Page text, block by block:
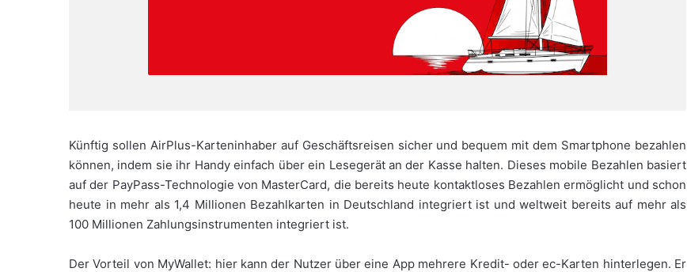
Künftig sollen AirPlus-Karteninhaber auf Geschäftsreisen sicher und bequem mit dem Smartphone bezahlen
können, indem sie ihr Handy einfach über ein Lesegerät an der Kasse halten. Dieses mobile Bezahlen basiert
auf der PayPass-Technologie von MasterCard, die bereits heute kontaktloses Bezahlen ermöglicht und schon
heute in mehr als 1,4 Millionen Bezahlkarten in Deutschland integriert ist und weltweit bereits auf mehr als
100 Millionen Zahlungsinstrumenten integriert ist.
Der Vorteil von MyWallet: hier kann der Nutzer über eine App mehrere Kredit- oder ec-Karten hinterlegen. Er